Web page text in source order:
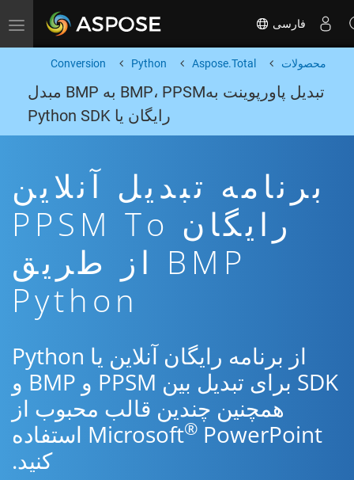
Toggle navigation فارسی
محصولات Aspose.Total
Python
Conversion
تبدیل پاورپوینت بهBMP، PPSM به BMP مبدل
رایگان یا Python SDK
برنامه تبدیل آنلاین
رایگان PPSM To
BMP از طریق
Python
از برنامه رایگان آنلاین یا Python
SDK برای تبدیل بین PPSM و BMP و
همچنین چندین قالب محبوب از
Microsoft®
PowerPoint استفاده
کنید.